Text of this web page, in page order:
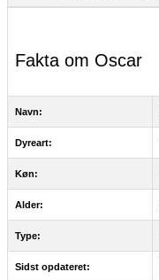
Fakta om Oscar
Navn:
Dyreart:
Køn:
Alder:
Type:
Sidst opdateret: